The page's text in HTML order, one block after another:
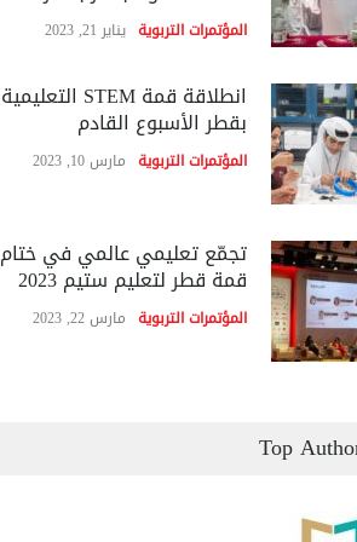
المؤتمرات التربوية يناير 21, 2023
انطلاقة قمة STEM التعليمية
بقطر الأسبوع القادم
المؤتمرات التربوية مارس 10, 2023
تجمّع تعليمي عالمي في ختام
قمة قطر لتعليم ستيم 2023
المؤتمرات التربوية مارس 22, 2023
Top